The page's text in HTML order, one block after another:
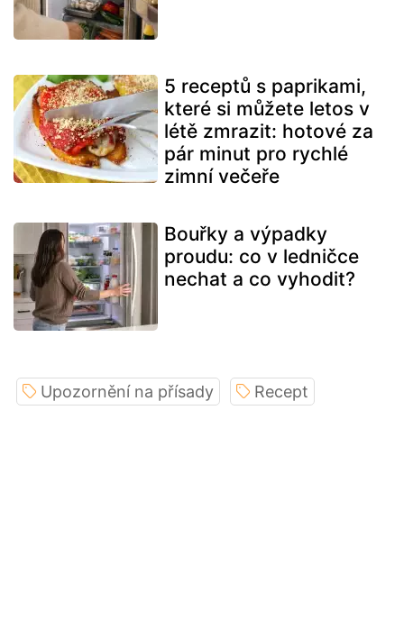
5 receptů s paprikami,
které si můžete letos v
létě zmrazit: hotové za
pár minut pro rychlé
zimní večeře
Bouřky a výpadky
proudu: co v ledničce
nechat a co vyhodit?
Upozornění na přísady Recept